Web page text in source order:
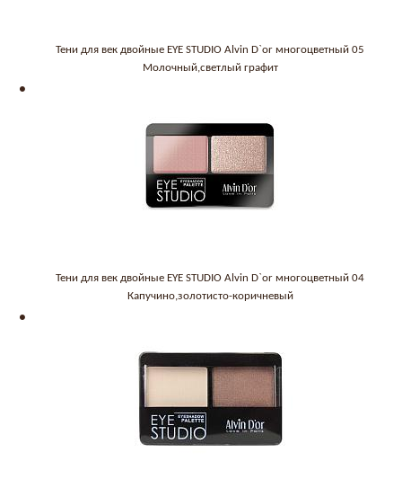
Тени для век двойные EYE STUDIO Alvin D`or многоцветный 05
Молочный,светлый графит
Тени для век двойные EYE STUDIO Alvin D`or многоцветный 04
Капучино,золотисто-коричневый